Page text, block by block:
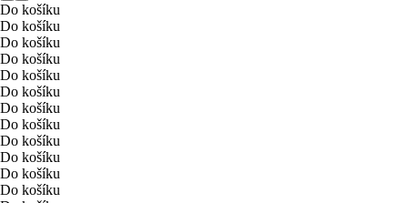
Do košíku
Do košíku
Do košíku
Do košíku
Do košíku
Do košíku
Do košíku
Do košíku
Do košíku
Do košíku
Do košíku
Do košíku